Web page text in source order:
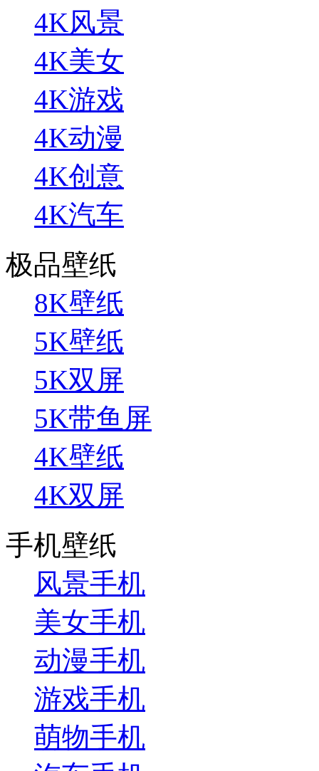
4K风景
4K美女
4K游戏
4K动漫
4K创意
4K汽车
极品壁纸
8K壁纸
5K壁纸
5K双屏
5K带鱼屏
4K壁纸
4K双屏
手机壁纸
风景手机
美女手机
动漫手机
游戏手机
萌物手机